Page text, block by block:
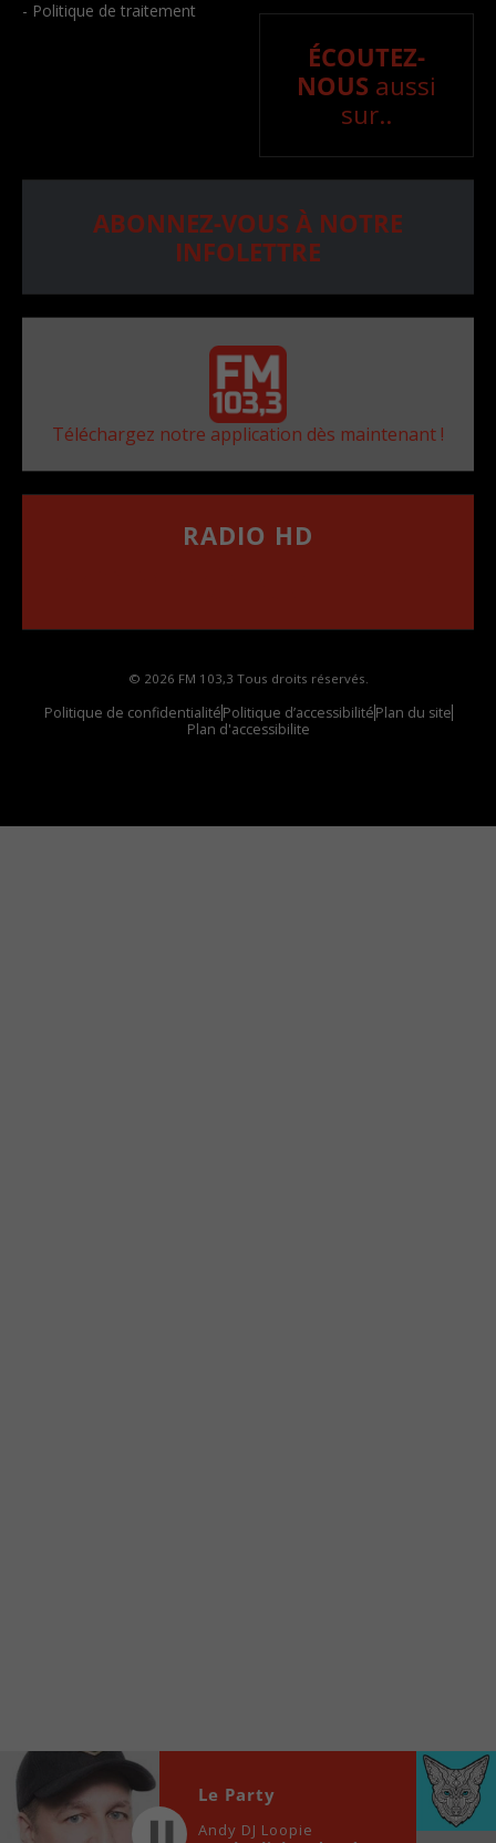
- Politique de traitement
ÉCOUTEZ-
NOUS aussi
sur..
ABONNEZ-VOUS À NOTRE
INFOLETTRE
Téléchargez notre application dès maintenant !
RADIO HD
© 2026 FM 103,3 Tous droits réservés.
Politique de confidentialitéPolitique d’accessibilitéPlan du site
Plan d'accessibilite
locale vous sont maintenant accessibles en un clic!
Audio
Player
00:00 00:00
Le Party
Andy DJ Loopie